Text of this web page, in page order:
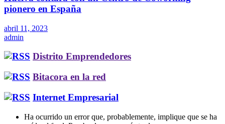
pionero en España
abril 11, 2023
admin
Distrito Emprendedores
Bitacora en la red
Internet Empresarial
Ha ocurrido un error que, probablemente, implique que se ha